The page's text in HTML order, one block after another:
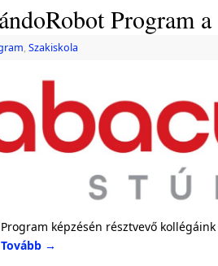
Program
, Szakiskola
Program képzésén résztvevő
Tovább →